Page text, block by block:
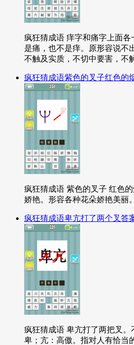
疯狂猜成语 痒字和痛字上面
是痛，也不是痒。原形容说不
不触及实质，不切中要害，不
疯狂猜成语紫色的叉子红色的
疯狂猜成语 紫色的叉子 红色
娇艳。形容各种花朵娇艳美丽
疯狂猜成语卑亢打了两个叉答
疯狂猜成语 卑亢打了两把叉。
卑；亢：高傲。指对人有恰当